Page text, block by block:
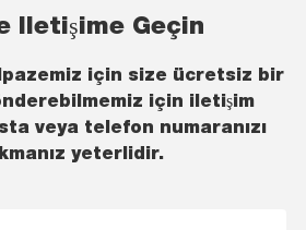
Iletişime Geçin
için size ücretsiz bir
için iletişim
veya telefon numaranızı
yeterlidir.